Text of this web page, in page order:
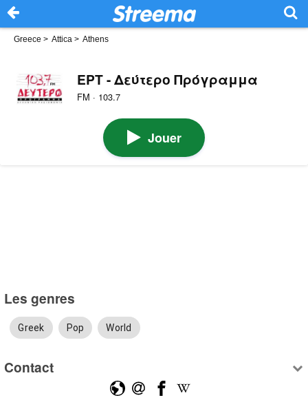
Greece > Attica > Athens
ΕΡΤ - Δεύτερο Πρόγραμμα
FM · 103.7
Jouer
Les genres
Greek Pop World
Contact